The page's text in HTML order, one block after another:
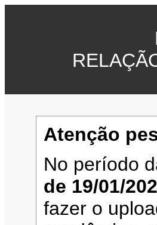
Atenção
No período
de 19/01/
fazer o